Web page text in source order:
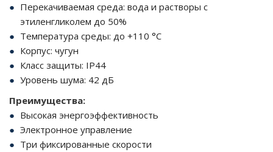
Перекачиваемая среда: вода и растворы с
этиленгликолем до 50%
Температура среды: до +110 °C
Корпус: чугун
Класс защиты: IP44
Уровень шума: 42 дБ
Преимущества:
Высокая энергоэффективность
Электронное управление
Три фиксированные скорости